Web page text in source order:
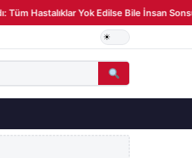
Tüm Hastalıklar Yok Edilse Bile İnsan